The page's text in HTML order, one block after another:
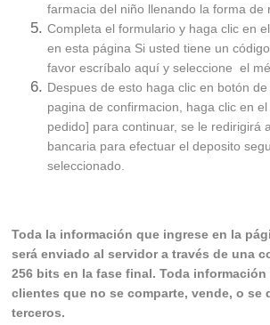
farmacia del niño llenando la forma de
Completa el formulario y haga clic en
en esta página Si usted tiene un
favor escríbalo aquí y seleccione el
Despues de esto haga clic en botón
pagina de confirmacion, haga clic en
pedido] para continuar, se le redirigirá
bancaria para efectuar el deposito
seleccionado.
Toda la información que ingrese en la
será enviado al servidor a través de una
256 bits en la fase final. Toda
clientes que no se comparte, vende, o se
terceros.